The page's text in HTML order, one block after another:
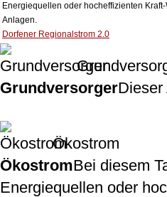
Energiequellen oder hocheffizienten
Anlagen.
Dorfener Regionalstrom 2.0
GrundversorgerDieser
Ökostrom
ÖkostromBei diesem
Energiequellen oder